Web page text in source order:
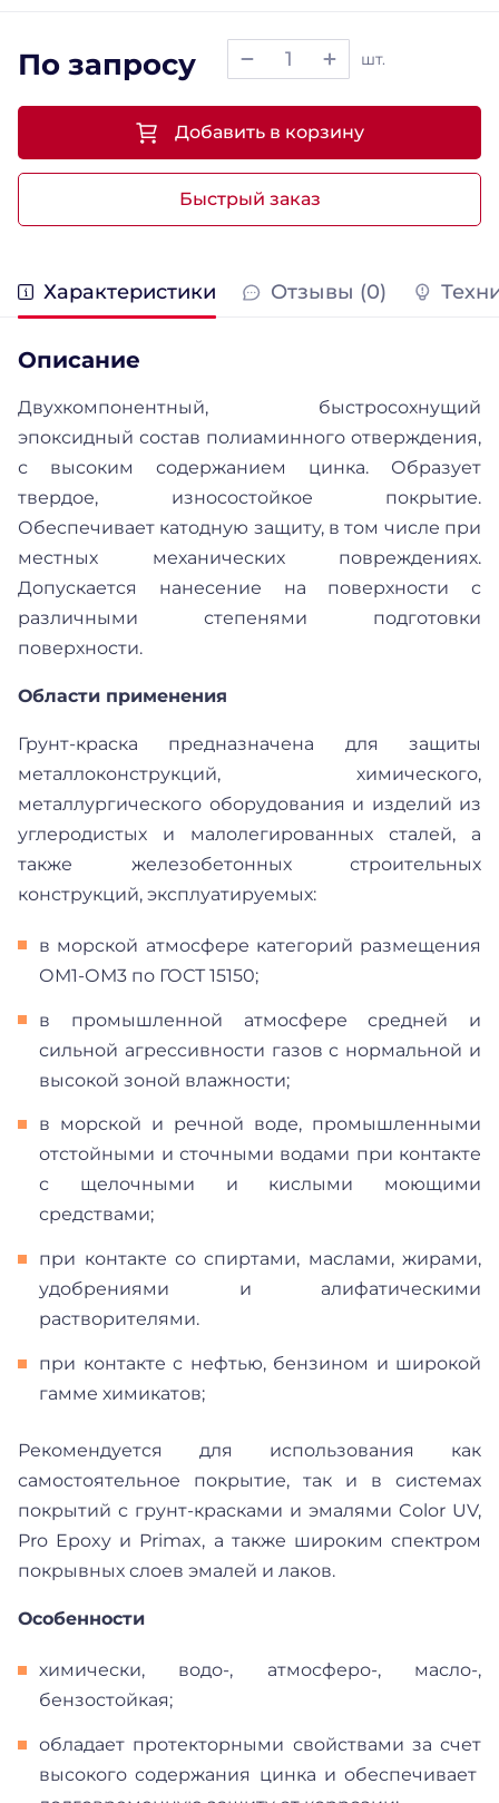
По запросу шт.
Быстрый заказ
Добавить в корзину
Характеристики Отзывы (0)
Описание
Двухкомпонентный, быстросохнущий
эпоксидный состав полиаминного отверждения,
с высоким содержанием цинка. Образует
твердое, износостойкое покрытие.
Обеспечивает катодную защиту, в том числе при
местных механических повреждениях.
Допускается нанесение на поверхности с
различными степенями подготовки
поверхности.
Области применения
Грунт-краска предназначена для защиты
металлоконструкций, химического,
металлургического оборудования и изделий из
углеродистых и малолегированных сталей, а
также железобетонных строительных
конструкций, эксплуатируемых:
в морской атмосфере категорий размещения
ОМ1-ОМ3 по ГОСТ 15150;
в промышленной атмосфере средней и
сильной агрессивности газов с нормальной и
высокой зоной влажности;
в морской и речной воде, промышленными
отстойными и сточными водами при контакте
с щелочными и кислыми моющими
средствами;
при контакте со спиртами, маслами, жирами,
удобрениями и алифатическими
растворителями.
при контакте с нефтью, бензином и широкой
гамме химикатов;
Рекомендуется для использования как
самостоятельное покрытие, так и в системах
покрытий с грунт-красками и эмалями Color UV,
Pro Epoxy и Primax, а также широким спектром
покрывных слоев эмалей и лаков.
Особенности
химически, водо-, атмосферо-, масло-,
бензостойкая;
обладает протекторными свойствами за счет
высокого содержания цинка и обеспечивает